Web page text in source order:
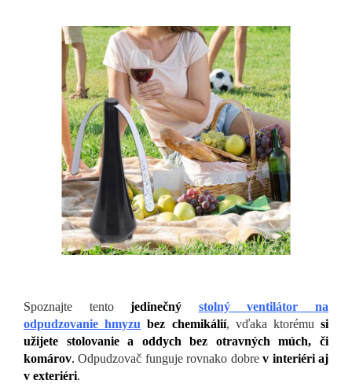
Spoznajte tentojedinečný
stolný ventilátor na
odpudzovanie hmyzu bez chemikálií, vďaka ktorému si
užijete stolovanie a oddych bez otravných múch, či
komárov. Odpudzovač funguje rovnako dobrev interiéri aj
v exteriéri.